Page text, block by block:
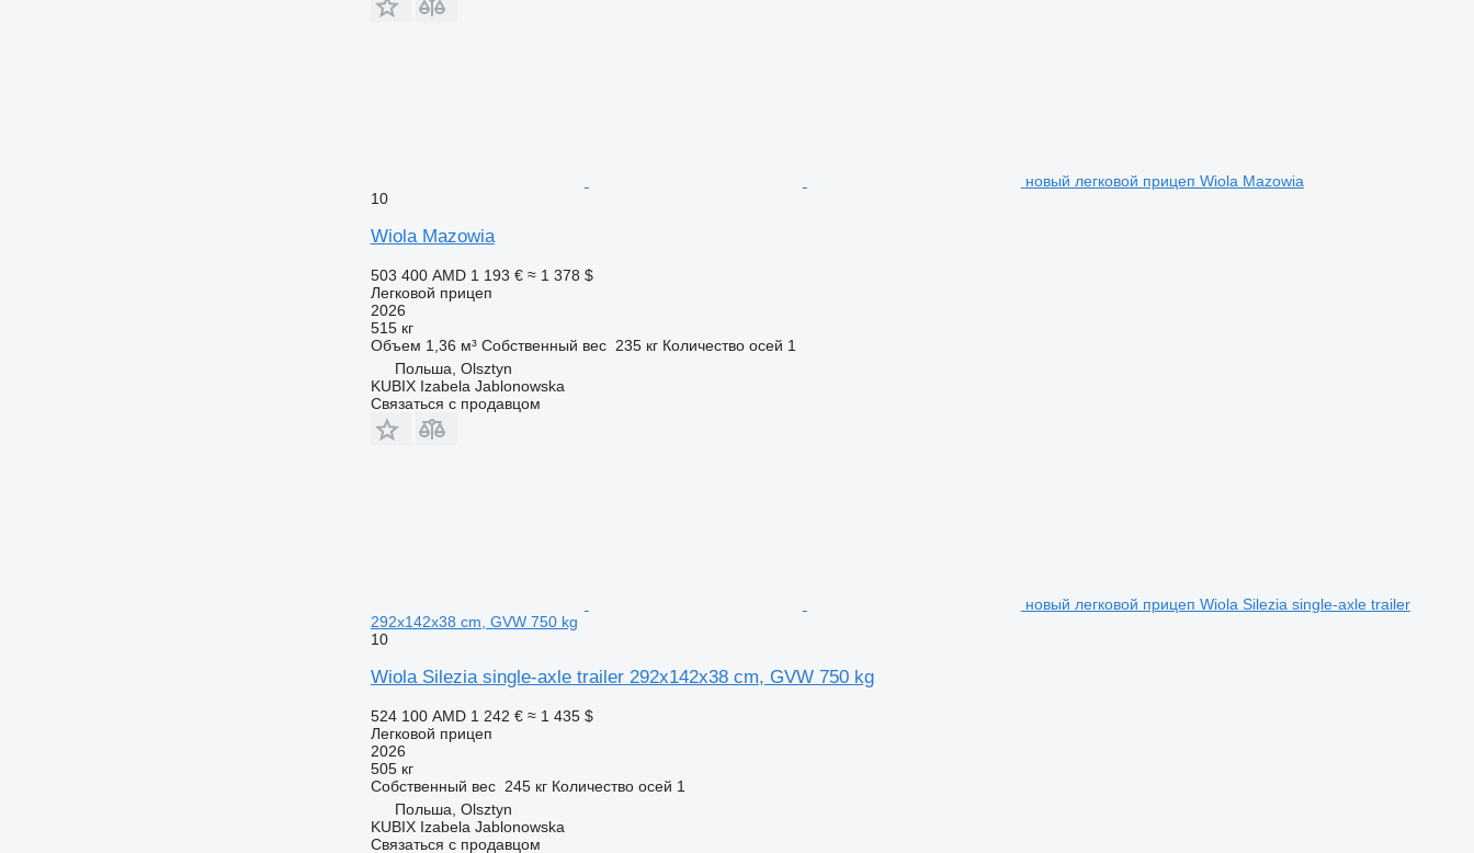
новый легковой прицеп Wiola Mazowia
10
Wiola Mazowia
503 400 AMD 1 193 € ≈ 1 378 $
Легковой прицеп
2026
515 кг
Объем 1,36 м³ Собственный вес 235 кг Количество осей 1
Польша, Olsztyn
KUBIX Izabela Jablonowska
Связаться с продавцом
новый легковой прицеп Wiola Silezia single-axle trailer
292x142x38 cm, GVW 750 kg
10
Wiola Silezia single-axle trailer 292x142x38 cm, GVW 750 kg
524 100 AMD 1 242 € ≈ 1 435 $
Легковой прицеп
2026
505 кг
Собственный вес 245 кг Количество осей 1
Польша, Olsztyn
KUBIX Izabela Jablonowska
Связаться с продавцом